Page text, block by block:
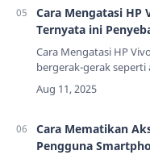
Cara Mengatasi HP
Ternyata ini
Cara Mengatasi HP
bergerak-gerak
aplikasi terbuka
bisa ter-telepon tanpa
Cara Mematikan
Pengguna